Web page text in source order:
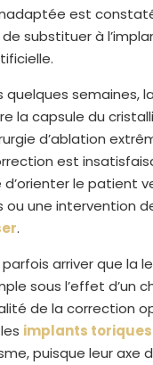
est
substituer à
quelques semaines,
la capsule du
d’ablation
est
le patient
ou une intervention
.
arriver que la
sous l’effet d’un
de la correction
implants toriques
puisque leur axe